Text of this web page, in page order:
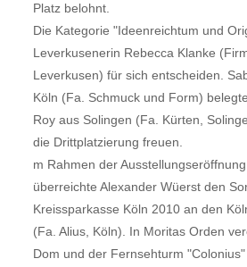
Platz belohnt.
Die Kategorie "Ideenreichtum und
Leverkusenerin Rebecca Klanke
Leverkusen) für sich entscheiden.
Köln (Fa. Schmuck und Form)
Roy aus Solingen (Fa. Kürten,
die Drittplatzierung freuen.
m Rahmen der
überreichte Alexander Wüerst den
Kreissparkasse Köln 2010 an den
(Fa. Alius, Köln). In Moritas Orden
Dom und der Fernsehturm